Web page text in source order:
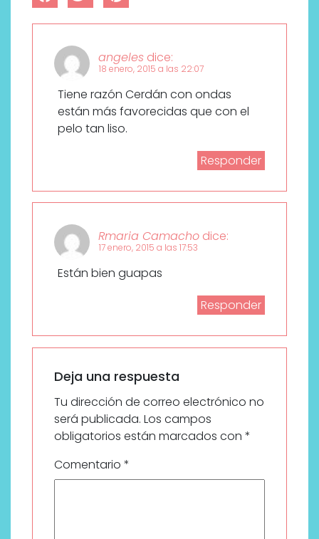
angeles dice:
18 enero, 2015 a las 22:07
Tiene razón Cerdán con ondas
están más favorecidas que con el
pelo tan liso.
Responder
Rmaria Camacho dice:
17 enero, 2015 a las 17:53
Están bien guapas
Responder
Deja una respuesta
Tu dirección de correo electrónico no
será publicada. Los campos
obligatorios están marcados con *
Comentario *